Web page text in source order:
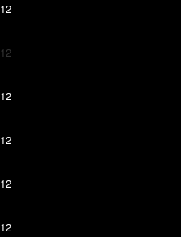
12
12
12
12
12
12